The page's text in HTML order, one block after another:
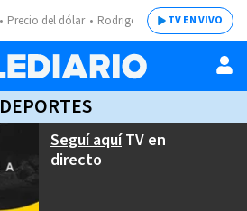
Precio del dólar Rodrigo ChavesTV EN VIVO
DEPORTES
Seguí aquíTV en
directo